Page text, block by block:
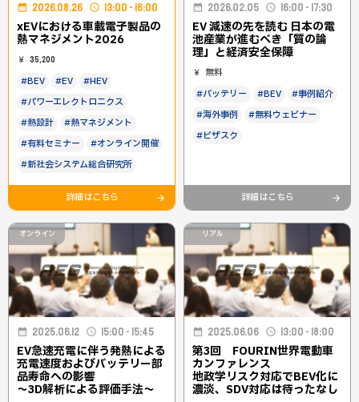
2026.08.26 13:00 - 16:00
xEVにおける車載電子製品の
熱マネジメント2026
35,200
#BEV #EV
#HEV
#パワーエレクトロニクス
#熱設計
#熱マネジメント
#有料セミナー
#オンライン開催
#新社会システム総合研究所
詳細はこちら
2026.02.05 16:00 - 17:30
EV 減速の先を読む 日本の電
池産業が進むべき「質の論
理」と経済安全保障
無料
#バッテリー #BEV
#事例紹介
#海外事例
#無料ウェビナー
#ビザスク
詳細はこちら
オンライン
2025.06.12 15:00 - 15:45
EV急速充電に伴う発熱による
充電速度およびバッテリー部
品寿命への影響
〜3D解析による評価手法〜
リアル
2025.06.06 13:00 - 18:00
第3回 FOURIN世界電動車
カンファレンス
地政学リスク対応でBEV化に
濃淡、SDV対応は待ったなし